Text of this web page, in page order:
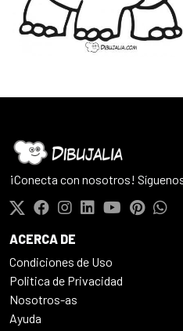
¡Conecta con nosotros!
ACERCA DE
Condiciones de Uso
Politica de Privacidad
Nosotros-as
Ayuda